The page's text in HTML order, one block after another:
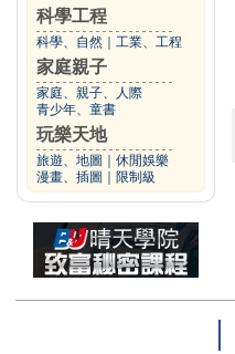
科學工程
科學、自然 工業、工程
家庭親子
家庭、親子、人際
青少年、童書
玩樂天地
旅遊、地圖
休閒娛樂
漫畫、插圖
限制級
｜